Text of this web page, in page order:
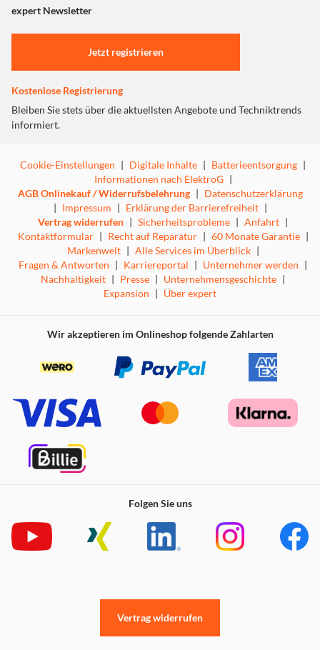
Kindersicherung
Wenn die Kindersicherung eingeschaltet ist, wird dies
durch ein Symbol im MagicEye angezeigt.
FrostSafe
Bei FrostSafe sind die extra hohen und herausnehmbaren
Schubfächer rundum geschlossen. Dadurch kann Kälte
beim Geräteöffnen nicht so schnell entweichen. Die
transparente Front der Fächer gewährleistet einen
optimalen Überblick über das Gefriergut.
VarioSpace
Bei allen Gefriergeräten mit NoFrost und SmartFrost
können die Schubfächer und die darunter liegenden Glas-
entsteht VarioSpace – das praktische System für Extra-
Stauraum, damit selbst für größeres Gefriergut schnell
"Marketing".
Einstellungen anpassen
expert Newsletter
Jetzt registrieren
Kostenlose Registrierung
Bleiben Sie stets über die aktuellsten Angebote und Techniktrends
informiert.
Cookie-Einstellungen | Digitale Inhalte | Batterieentsorgung |
Informationen nach ElektroG |
AGB Onlinekauf / Widerrufsbelehrung | Datenschutzerklärung
| Impressum | Erklärung der Barrierefreiheit |
Vertrag widerrufen | Sicherheitsprobleme | Anfahrt |
Kontaktformular | Recht auf Reparatur | 60 Monate Garantie |
Markenwelt | Alle Services im Überblick |
Fragen & Antworten | Karriereportal | Unternehmer werden |
Nachhaltigkeit | Presse | Unternehmensgeschichte |
Expansion | Über expert
Wir akzeptieren im Onlineshop folgende Zahlarten
Folgen Sie uns
Vertrag widerrufen